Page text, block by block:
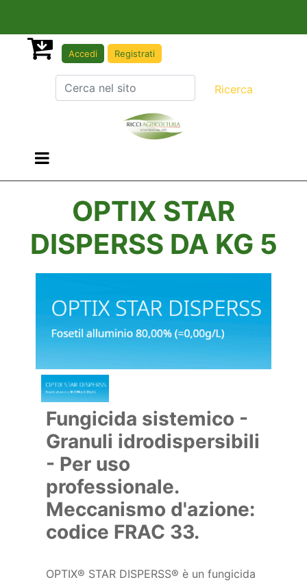
Accedi Registrati
Open menu
OPTIX STAR
DISPERSS DA KG 5
Fungicida sistemico -
Granuli idrodispersibili
- Per uso
professionale.
Meccanismo d'azione:
codice FRAC 33.
OPTIX® STAR DISPERSS® è un fungicida